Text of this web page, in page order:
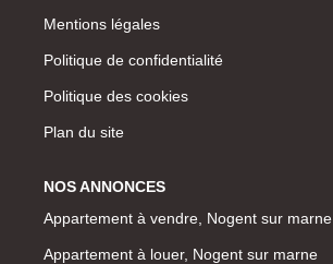
Mentions légales
Politique de confidentialité
Politique des cookies
Plan du site
NOS ANNONCES
Appartement à vendre, Nogent sur marne
Appartement à louer, Nogent sur marne